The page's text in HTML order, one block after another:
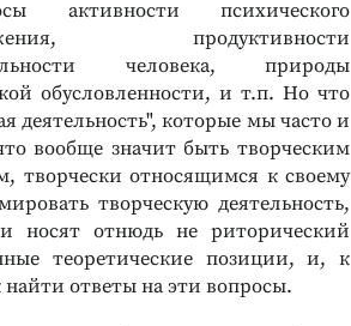
активности психического
продуктивности
человека, природы
обусловленности, и т.п. Но что
деятельность", которые мы часто и
вообще значит быть творческим
твор​чески относящимся к своему
творческую деятельность,
носят отнюдь не риторический
теоретические позиции, и, к
ответы на эти вопросы.